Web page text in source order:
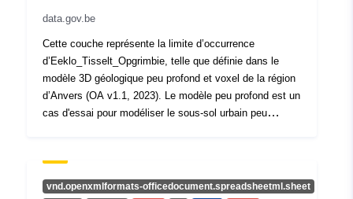
Tipo:
Risorsa:
http://purl.org/dc/dcmitype/Dataset
data.gov.be
Cette couche représente la limite d’occurrence
d’Eeklo_Tisselt_Opgrimbie, telle que définie dans le
modèle 3D géologique peu profond et voxel de la région
d’Anvers (OA v1.1, 2023). Le modèle peu profond est un
cas d'essai pour modéliser le sous-sol urbain peu
VITO, sous le nom de VLAKO, pour le compte du
Bureau flamand de l'aménagement du territoire.
vnd.openxmlformats-officedocument.spreadsheetml.sheet